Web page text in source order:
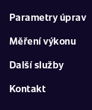
Parametry úprav
Měření výkonu
Další služby
Kontakt